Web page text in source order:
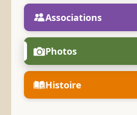
Associations
Photos
Histoire